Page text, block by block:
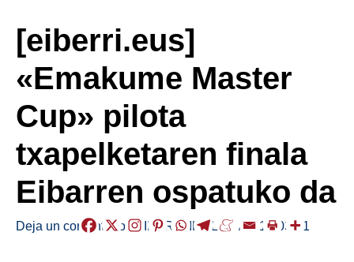
[eiberri.eus]
«Emakume Master
Cup» pilota
txapelketaren finala
Eibarren ospatuko da
Deja un comentario /EIBAR ,KIROLAK /2018-03-21